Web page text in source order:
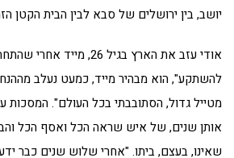
יושב, בין ירושלים של סבא לבין הבית הקטן
אודי עזב את הארץ בגיל 26,
להשתקע", הוא מבהיר מייד, כמעט נעלב
מטייל גדול, הסתובבתי בכל העולם". המסכות
אותן שנים, של איש שראה הכל ואסף הכל
שאינו, בעצם, ביתו. "אחרי שלוש שנים כבר